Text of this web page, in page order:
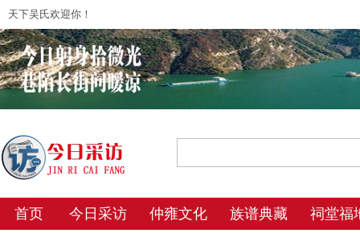
天下吴氏欢迎你！
2026年8月9日 8:59 星期日 农历丙午年(马)
首页 今日采访 仲雍文化 族谱典藏 祠堂福